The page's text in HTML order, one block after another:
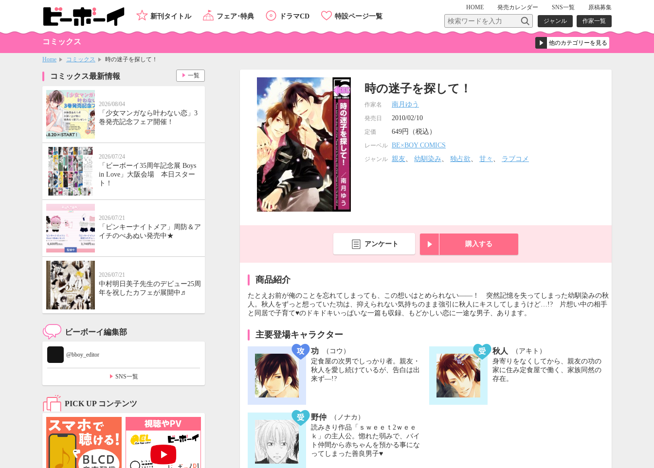
HOME 発売カレンダー SNS一覧
原稿募集
ジャンル
作家一覧
新刊タイトル フェア･特典 ドラマCD 特設ページ一覧
コミックス
Home コミックス 時の迷子を探して！
時の迷子を探して！
作家名 南月ゆう
発売日 2010/02/10
定価 649円（税込）
レーベル BE×BOY COMICS
ジャンル 親友、 幼馴染み、 独占欲、 甘々 、 ラブコメ
アンケート 購入する
商品紹介
たとえお前が俺のことを忘れてしまっても、この想いはとめられない――！ 突然記憶を失ってしまった幼馴染みの秋
人。秋人をずっと想っていた功は、抑えられない気持ちのまま強引に秋人にキスしてしまうけど…!? 片想い中の相手
と同居で子育て♥のドキドキいっぱいな一篇も収録、もどかしい恋に一途な男子、あります。
主要登場キャラクター
功
（コウ）
定食屋の次男でしっかり者。親友・
秋人を愛し続けているが、告白は出
来ず―!?
秋人
（アキト）
身寄りをなくしてから、親友の功の
家に住み定食屋で働く、家族同然の
存在。
野仲
（ノナカ）
読みきり作品「ｓｗｅｅｔ2ｗｅｅ
ｋ」の主人公。惚れた弱みで、バイ
ト仲間から赤ちゃんを預かる事にな
ってしまった善良男子♥
コミックス最新情報
2026/08/04
「少女マンガなら叶わない恋」3
巻発売記念フェア開催！
2026/07/24
「ビーボーイ35周年記念展 Boys
in Love」大阪会場 本日スター
ト！
2026/07/21
「ピンキーナイトメア」周防＆ア
イチのぺあぬい発売中★
2026/07/21
中村明日美子先生のデビュー25周
年を祝したカフェが展開中♬
一覧
ビーボーイ編集部
@bboy_editor
SNS一覧
PICK UP コンテンツ